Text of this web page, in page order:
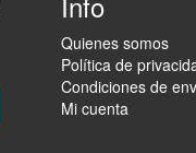
Quienes somos
Política de
Condiciones de
Mi cuenta